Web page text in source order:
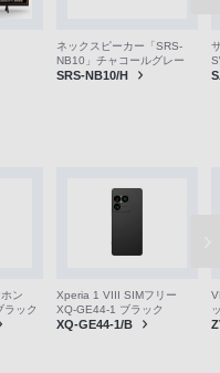
ネックスピーカー「SRS-
NB10」チャコールグレー
SRS-NB10/H
ン
ラック
Xperia 1 VIII SIMフリー
XQ-GE44-1 ブラック
XQ-GE44-1/B